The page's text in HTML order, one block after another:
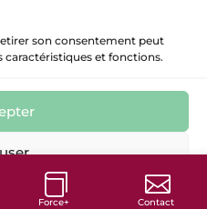
son consentement peut
caractéristiques et fonctions.
confidentialité Mentions Légales
Force+ Contact
des Communes Rurales
Mers